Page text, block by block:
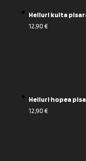
Heiluri kulta
12,90€
Heiluri hopea
12,90€